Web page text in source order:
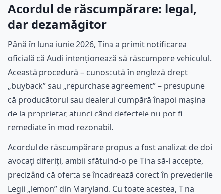
Acordul de răscumpărare: legal,
dar dezamăgitor
Până în luna iunie 2026, Tina a primit notificarea
oficială că Audi intenționează să răscumpere vehiculul.
Această procedură – cunoscută în engleză drept
„buyback” sau „repurchase agreement” – presupune
că producătorul sau dealerul cumpără înapoi mașina
de la proprietar, atunci când defectele nu pot fi
remediate în mod rezonabil.
Acordul de răscumpărare propus a fost analizat de doi
avocați diferiți, ambii sfătuind-o pe Tina să-l accepte,
precizând că oferta se încadrează corect în prevederile
Legii „lemon” din Maryland. Cu toate acestea, Tina